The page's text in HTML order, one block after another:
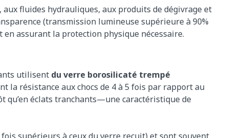
fluides hydrauliques, aux produits de dégivrage et
(transmission lumineuse supérieure à 90%
assurant la protection physique nécessaire.
utilisent du verre borosilicaté trempé
la résistance aux chocs de 4 à 5 fois par rapport au
qu’en éclats tranchants—une caractéristique de